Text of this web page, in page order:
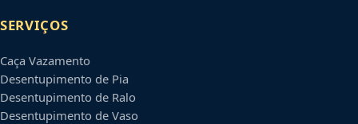
SERVIÇOS
Caça Vazamento
Desentupimento de Pia
Desentupimento de Ralo
Desentupimento de Vaso